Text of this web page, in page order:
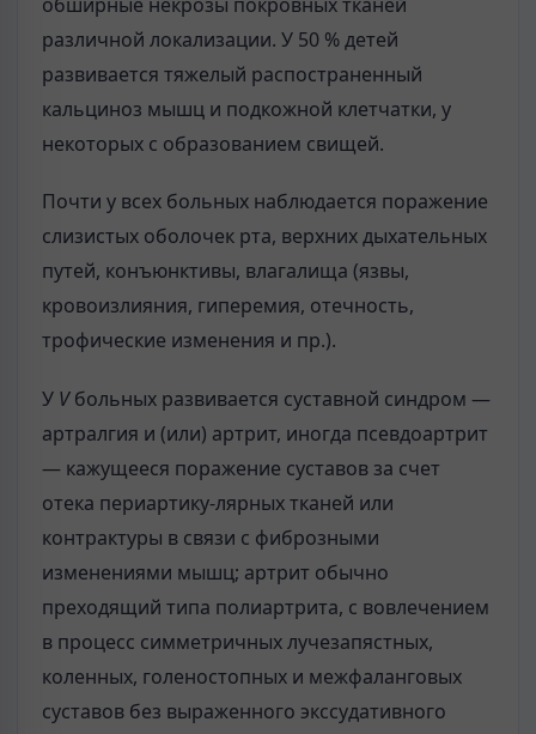
различной локализации. У 50 % детей
развивается тяжелый распостраненный
кальциноз мышц и подкожной клетчатки, у
некоторых с образованием свищей.
Почти у всех больных наблюдается поражение
слизистых оболочек рта, верхних дыхательных
путей, конъюнктивы, влагалища (язвы,
кровоизлияния, гиперемия, отечность,
трофические изменения и пр.).
У Vбольных развивается суставной синдром —
артралгия и (или) артрит, иногда псевдоартрит
— кажущееся поражение суставов за счет
отека периартику-лярных тканей или
контрактуры в связи с фиброзными
изменениями мышц; артрит обычно
преходящий типа полиартрита, с вовлечением
в процесс симметричных лучезапястных,
коленных, голеностопных и межфаланговых
суставов без выраженного экссудативного